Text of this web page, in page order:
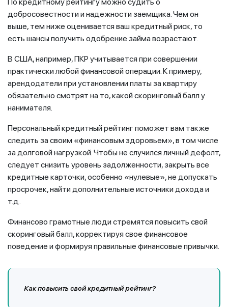
По кредитному рейтингу можно судить о
добросовестности и надежности заемщика. Чем он
выше, тем ниже оценивается ваш кредитный риск, то
есть шансы получить одобрение займа возрастают.
В США, например, ПКР учитывается при совершении
практически любой финансовой операции. К примеру,
арендодатели при установлении платы за квартиру
обязательно смотрят на то, какой скоринговый балл у
нанимателя.
Персональный кредитный рейтинг поможет вам также
следить за своим «финансовым здоровьем», в том числе
за долговой нагрузкой. Чтобы не случился личный дефолт,
следует снизить уровень задолженности, закрыть все
кредитные карточки, особенно «нулевые», не допускать
просрочек, найти дополнительные источники дохода и
т.д.
Финансово грамотные люди стремятся повысить свой
скоринговый балл, корректируя свое финансовое
поведение и формируя правильные финансовые привычки.
Как повысить свой кредитный рейтинг?